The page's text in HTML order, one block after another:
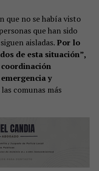
que no se había visto
que han sido
aisladas. Por lo
de esta situación”,
y
comunas más